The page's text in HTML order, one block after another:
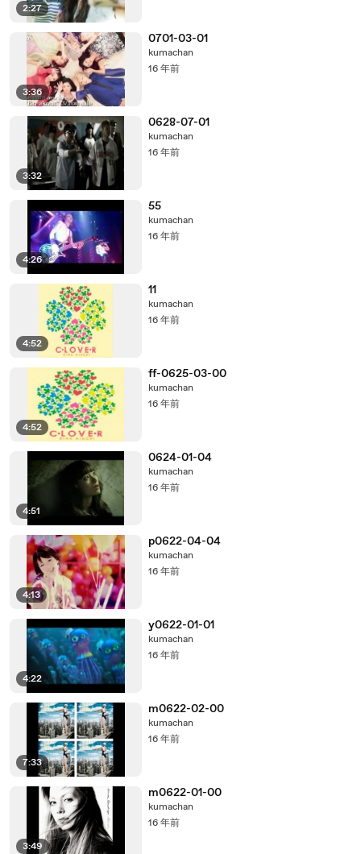
2:27
3:36
0701-03-01
kumachan
16 年前
3:32
0628-07-01
kumachan
16 年前
4:26
55
kumachan
16 年前
4:52
11
kumachan
16 年前
4:52
ff-0625-03-00
kumachan
16 年前
4:51
0624-01-04
kumachan
16 年前
4:13
p0622-04-04
kumachan
16 年前
4:22
y0622-01-01
kumachan
16 年前
7:33
m0622-02-00
kumachan
16 年前
3:49
m0622-01-00
kumachan
16 年前